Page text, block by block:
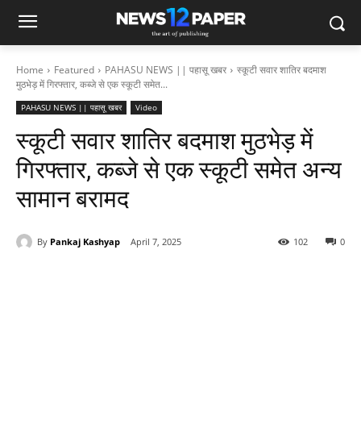
Home Featured PAHASU NEWS || पहासू खबर
स्कूटी सवार शातिर बदमाश
मुठभेड़ में गिरफ्तार, कब्जे से एक स्कूटी समेत...
PAHASU NEWS || पहासू खबर Video
स्कूटी सवार शातिर बदमाश मुठभेड़ में
गिरफ्तार, कब्जे से एक स्कूटी समेत अन्य
सामान बरामद
By Pankaj Kashyap April 7, 2025 0
102